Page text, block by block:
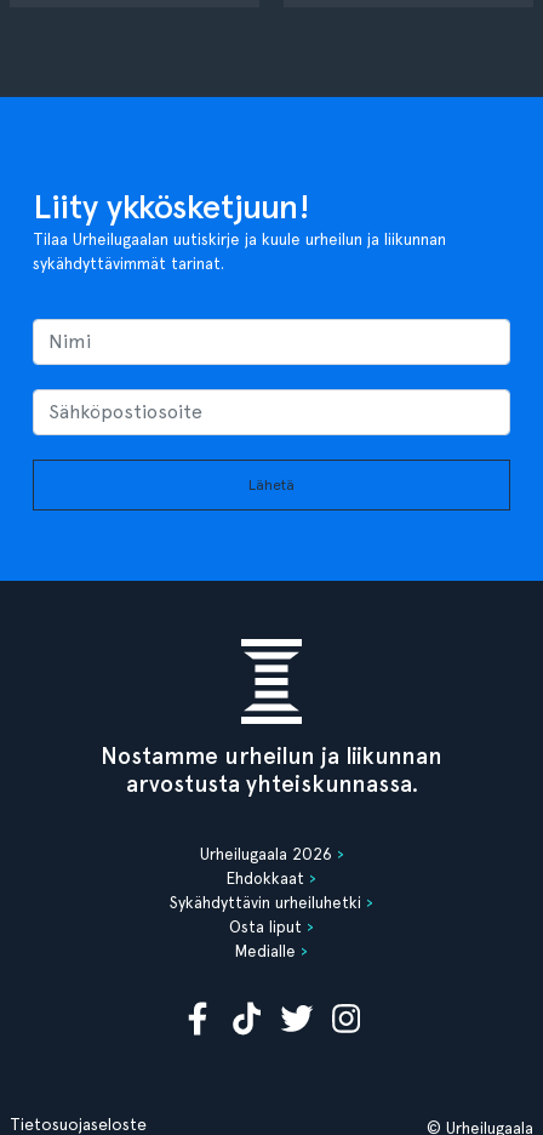
Liity ykkösketjuun!
Tilaa Urheilugaalan uutiskirje ja kuule urheilun ja liikunnan
sykähdyttävimmät tarinat.
Lähetä
Nostamme urheilun ja liikunnan
arvostusta yhteiskunnassa.
Urheilugaala 2026
Ehdokkaat
Sykähdyttävin urheiluhetki
Osta liput
Medialle
Tietosuojaseloste © Urheilugaala